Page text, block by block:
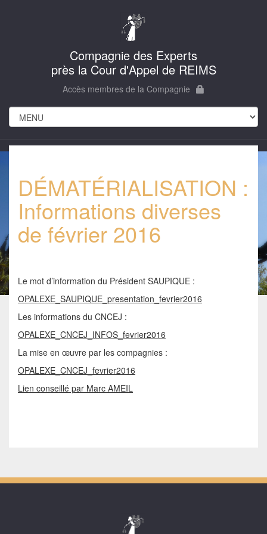
Compagnie des Experts
près la Cour d'Appel de REIMS
Accès membres de la Compagnie
DÉMATÉRIALISATION :
Informations diverses
de février 2016
Le mot d’information du Président SAUPIQUE :
OPALEXE_SAUPIQUE_presentation_fevrier2016
Les informations du CNCEJ :
OPALEXE_CNCEJ_INFOS_fevrier2016
La mise en œuvre par les compagnies :
OPALEXE_CNCEJ_fevrier2016
Lien conseillé par Marc AMEIL